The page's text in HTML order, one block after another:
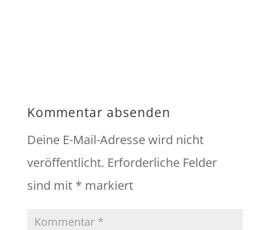
Kommentar absenden
Deine E-Mail-Adresse wird nicht
veröffentlicht. Erforderliche Felder
sind mit * markiert